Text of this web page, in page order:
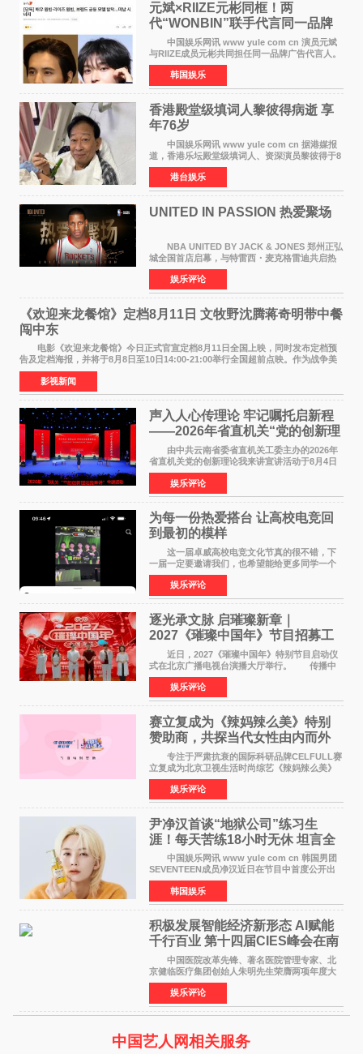
元斌×RIIZE元彬同框！两
代“WONBIN”联手代言同一品牌
颜值天花板合体
中国娱乐网讯 www yule com cn 演员元斌
与RIIZE成员元彬共同担任同一品牌广告代言人。
6日据独家报道，继演员元斌之后，RIIZE元彬最
近也被选为某在线中介平台A公司的共同广告代言
人，两人将作
韩国娱乐
香港殿堂级填词人黎彼得病逝 享
年76岁​
中国娱乐网讯 www yule com cn 据港媒报
道，香港乐坛殿堂级填词人、资深演员黎彼得于8
月5日上午因病离世，终年76岁。好友钟志光透
露，黎彼得今年3月中风后便卧床休养，身体机能
持续衰退，最
港台娱乐
UNITED IN PASSION 热爱聚场
NBA UNITED BY JACK & JONES 郑州正弘
城全国首店启幕，与特雷西・麦克格雷迪共启热
爱 2026 年7 月21 日，
NBAUNITEDBYJACK&JONES 全国首店，于郑
州正弘城正式启幕。NBA 传奇球星
娱乐评论
《欢迎来龙餐馆》定档8月11日 文牧野沈腾蒋奇明带中餐
闯中东
电影《欢迎来龙餐馆》今日正式官宣定档8月11日全国上映，同时发布定档预
告及定档海报，并将于8月8日至10日14:00-21:00举行全国超前点映。作为战争美
食大片，影片讲述的是中国厨师徐福（沈腾
影视新闻
声入人心传理论 牢记嘱托启新程
——2026年省直机关“党的创新理
论我来讲”宣讲活动圆满落幕
由中共云南省委省直机关工委主办的2026年
省直机关党的创新理论我来讲宣讲活动于8月4日
至5日在昆明举办。活动以 "牢记嘱托 感恩奋进
开创云南发展新局面 "为主题，坚持以新时代中国
特色社会主义
娱乐评论
为每一份热爱搭台 让高校电竞回
到最初的模样
这一届卓威高校电竞文化节真的很不错，下
一届一定要邀请我们，也希望能给更多同学一个
来到现场的机会。 2026卓威高校电竞文化节
已经落下帷幕，在活动结束后，仍有不少高校电
竞社负责人和现
娱乐评论
逐光承文脉 启璀璨新章｜
2027《璀璨中国年》节目招募工
作圆满启动
近日，2027《璀璨中国年》特别节目启动仪
式在北京广播电视台演播大厅举行。 传播中
华优秀传统文化，弘扬纯正国风艺术，打造高规
格、高质感、正能量的文艺盛典，是璀璨中国年
矢志不渝的初心
娱乐评论
赛立复成为《辣妈辣么美》特别
赞助商，共探当代女性由内而外
活力美
专注于严肃抗衰的国际科研品牌CELFULL赛
立复成为北京卫视生活时尚综艺《辣妈辣么美》
的特别赞助商,明星辣妈袁咏仪倾情参与，向广大
都市女性传递健康生活新主张，寄语当代女性在
家庭与自我之间
娱乐评论
尹净汉首谈“地狱公司”练习生
涯！每天苦练18小时无休 坦言全
靠成员撑过来
中国娱乐网讯 www yule com cn 韩国男团
SEVENTEEN成员净汉近日在节目中首度公开出
道前的残酷练习生经历，并提及经纪公司Pledis
娱乐，引发广泛关注。 在8月2日播出的日本
TBS综艺节目《周
韩国娱乐
积极发展智能经济新形态 Al赋能
千行百业 第十四届CIES峰会在南
京盛大召开
中国医院改革先锋、著名医院管理专家、北
京健临医疗集团创始人朱明先生荣膺两项年度大
奖 2026年7月31日，盛夏金陵，长江之畔，
以重落地·真务实·强链接为主题的2026&lsquo;人
工智能+&rsquo
娱乐评论
中国艺人网相关服务